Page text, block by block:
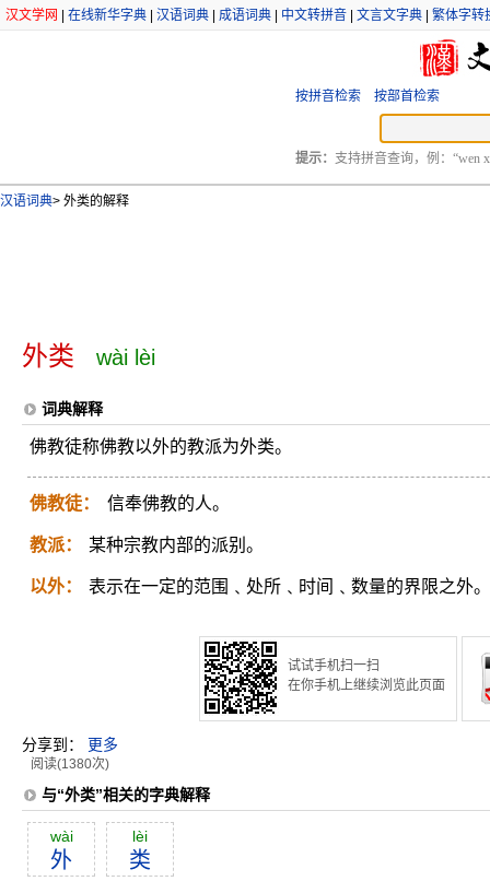
汉文学网 在线新华字典 汉语词典 成语词典 中文转拼音 文言文字典 繁体字转
按拼音检索 按部首检索
提示： 支持拼音查询，例：“wen
汉语词典> 外类的解释
外类 wài lèi
词典解释
佛教徒称佛教以外的教派为外类。
佛教徒： 信奉佛教的人。
教派： 某种宗教内部的派别。
以外： 表示在一定的范围﹑处所﹑时间﹑数量的界限之外。
试试手机扫一扫
在你手机上继续浏览此页面
分享到： 更多
阅读(1380次)
与“外类”相关的字典解释
wài
外
lèi
类